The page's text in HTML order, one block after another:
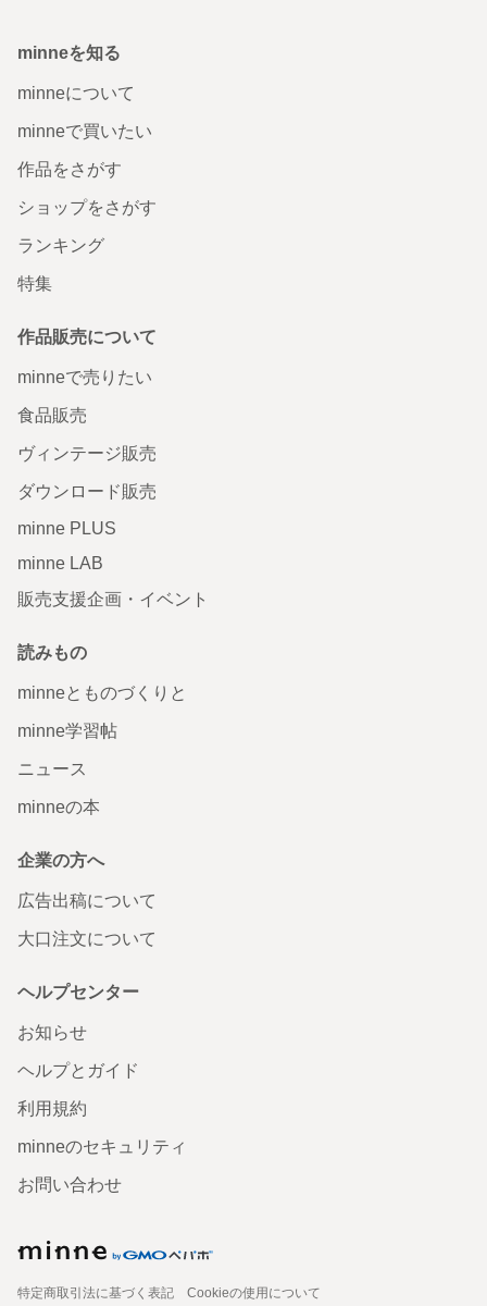
minneを知る
minneについて
minneで買いたい
作品をさがす
ショップをさがす
ランキング
特集
作品販売について
minneで売りたい
食品販売
ヴィンテージ販売
ダウンロード販売
minne PLUS
minne LAB
販売支援企画・イベント
読みもの
minneとものづくりと
minne学習帖
ニュース
minneの本
企業の方へ
広告出稿について
大口注文について
ヘルプセンター
お知らせ
ヘルプとガイド
利用規約
minneのセキュリティ
お問い合わせ
特定商取引法に基づく表記
Cookieの使用について